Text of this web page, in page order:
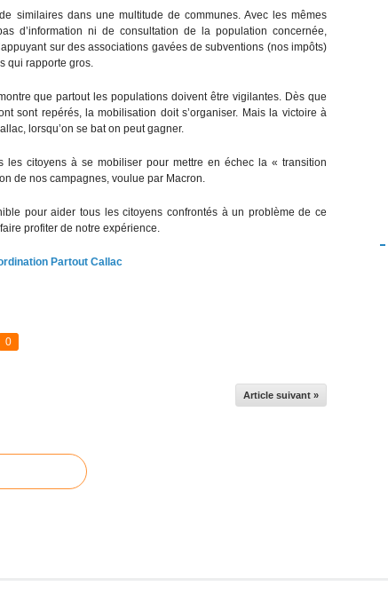
similaires dans une multitude de communes. Avec les mêmes
d’information ni de consultation de la population concernée,
sur des associations gavées de subventions (nos impôts)
qui rapporte gros.
que partout les populations doivent être vigilantes. Dès que
sont repérés, la mobilisation doit s’organiser. Mais la victoire à
lorsqu’on se bat on peut gagner.
les citoyens à se mobiliser pour mettre en échec la « transition
de nos campagnes, voulue par Macron.
pour aider tous les citoyens confrontés à un problème de ce
profiter de notre expérience.
Partout Callac
0
Article suivant »